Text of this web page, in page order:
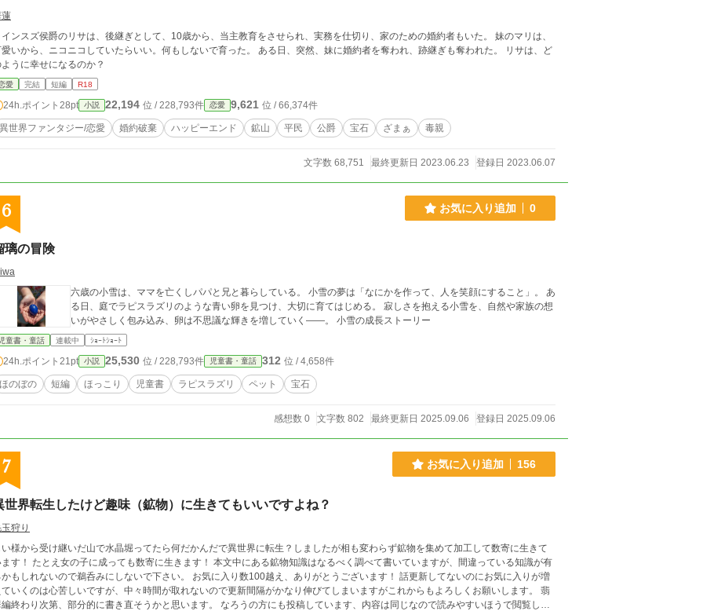
ンスズ侯爵のリサは、後継ぎとして、10歳から、当主教育をさせられ、実務を仕切り、家のための婚約者もいた。 妹のマリは、
から、ニコニコしていたらいい。何もしないで育った。 ある日、突然、妹に婚約者を奪われ、跡継ぎも奪われた。 リサは、ど
うに幸せになるのか？
愛 完結 短編 R18
24h.ポイント 28pt 小説 22,194 位 / 228,793件 恋愛 9,621 位 / 66,374件
異世界ファンタジー/恋愛 婚約破棄 ハッピーエンド 鉱山 平民 公爵 宝石 ざまぁ 毒親
文字数 68,751 最終更新日 2023.06.23 登録日 2023.06.07
6 お気に入り追加 0
璃の冒険
六歳の小雪は、ママを亡くしパパと兄と暮らしている。 小雪の夢は「なにかを作って、人を笑顔にすること」。 あ
る日、庭でラピスラズリのような青い卵を見つけ、大切に育てはじめる。 寂しさを抱える小雪を、自然や家族の想
いがやさしく包み込み、卵は不思議な輝きを増していく――。 小雪の成長ストーリー
童書・童話 連載中 ｼｮｰﾄｼｮｰﾄ
24h.ポイント 21pt 小説 25,530 位 / 228,793件 児童書・童話 312 位 / 4,658件
ほのぼの 短編 ほっこり 児童書 ラピスラズリ ペット 宝石
感想数 0 文字数 802 最終更新日 2025.09.06 登録日 2025.09.06
7 お気に入り追加 156
世界転生したけど趣味（鉱物）に生きてもいいですよね？
狩り
様から受け継いだ山で水晶堀ってたら何だかんだで異世界に転生？しましたが相も変わらず鉱物を集めて加工して数寄に生きて
！ たとえ女の子に成っても数寄に生きます！ 本文中にある鉱物知識はなるべく調べて書いていますが、間違っている知識が有
しれないので鵜呑みにしないで下さい。 お気に入り数100越え、ありがとうございます！ 話更新してないのにお気に入りが増
いくのは心苦しいですが、中々時間が取れないので更新間隔がかなり伸びてしまいますがこれからもよろしくお願いします。 翡
わり次第、部分的に書き直そうかと思います。 なろうの方にも投稿しています、内容は同じなので読みやすいほうで閲覧して